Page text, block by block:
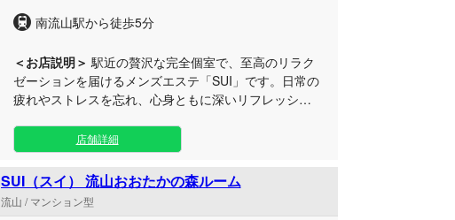
南流山駅から徒歩5分
＜お店説明＞ 駅近の贅沢な完全個室で、至高のリラク
ゼーションを届けるメンズエステ「SUI」です。日常の
疲れやストレスを忘れ、心身ともに深いリフレッシュ
ける特別なアロマホットオイルマッサージを提供。心
地よい温かさのオイルと巧みな施術で、身体の凝りや
日々のプレッシャーを優しく解きほぐします。さら
に、贅沢な「極上ホイップ」などのオプションメニュ
店舗詳細
SUI（スイ） 流山おおたかの森ルーム
流山 / マンション型